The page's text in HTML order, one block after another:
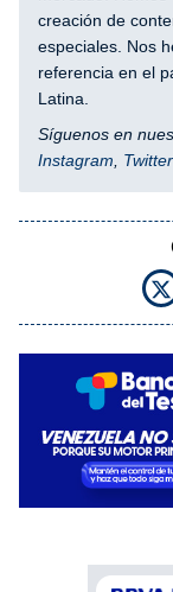
creación de
especiales. Nos
referencia en el
Latina.
Síguenos en
Instagram
Twitter